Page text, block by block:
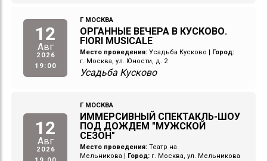
12
Авг
2026
19:00
Г МОСКВА
ОРГАННЫЕ ВЕЧЕРА В КУСКОВО.
FIORI MUSICALE
Место проведения: Усадьба Кусково
Город:
г. Москва, ул. Юности, д. 2
Усадьба Кусково
12
Авг
2026
Г МОСКВА
ИММЕРСИВНЫЙ СПЕКТАКЛЬ-ШОУ
ПОД ДОЖДЕМ "МУЖСКОЙ
СЕЗОН"
Место проведения: Театр на
Мельникова
Город: г. Москва, ул. Мельникова